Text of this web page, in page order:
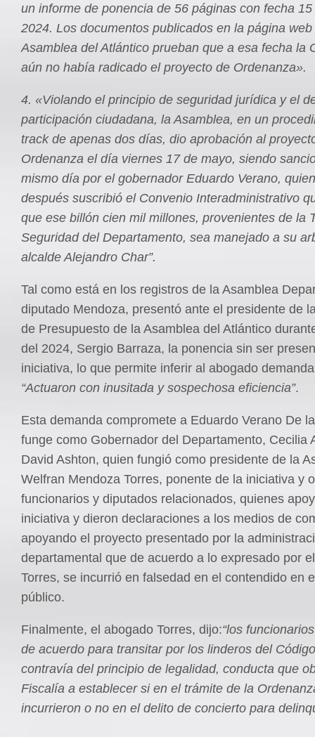
un informe de ponencia de 56 páginas con fecha
2024. Los documentos publicados en la página
Asamblea del Atlántico prueban que a esa fecha la
aún no había radicado el proyecto de Ordenanza».
4. «Violando el principio de seguridad jurídica y el
participación ciudadana, la Asamblea, en un
track de apenas dos días, dio aprobación al
Ordenanza el día viernes 17 de mayo, siendo
mismo día por el gobernador Eduardo Verano,
después suscribió el Convenio Interadministrativo
que ese billón cien mil millones, provenientes de la
Seguridad del Departamento, sea manejado a su
alcalde Alejandro Char”.
Tal como está en los registros de la Asamblea
diputado Mendoza, presentó ante el presidente de
de Presupuesto de la Asamblea del Atlántico
del 2024, Sergio Barraza, la ponencia sin ser
iniciativa, lo que permite inferir al abogado
“Actuaron con inusitada y sospechosa eficiencia”.
Esta demanda compromete a Eduardo Verano De
funge como Gobernador del Departamento, Cecilia
David Ashton, quien fungió como presidente de la
Welfran Mendoza Torres, ponente de la iniciativa y
funcionarios y diputados relacionados, quienes
iniciativa y dieron declaraciones a los medios de
apoyando el proyecto presentado por la
departamental que de acuerdo a lo expresado por
Torres, se incurrió en falsedad en el contendido en
público.
Finalmente, el abogado Torres, dijo:“los
de acuerdo para transitar por los linderos del
contravía del principio de legalidad, conducta que
Fiscalía a establecer si en el trámite de la
incurrieron o no en el delito de concierto para